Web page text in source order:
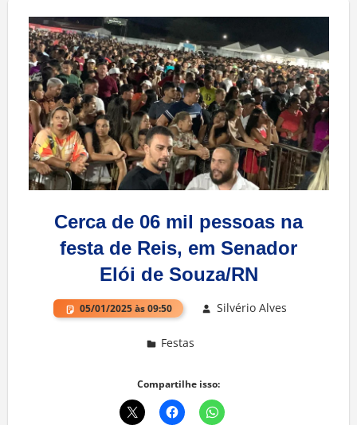
Cerca de 06 mil pessoas na
festa de Reis, em Senador
Elói de Souza/RN
05/01/2025 às 09:50 Silvério Alves
Festas
Compartilhe isso: